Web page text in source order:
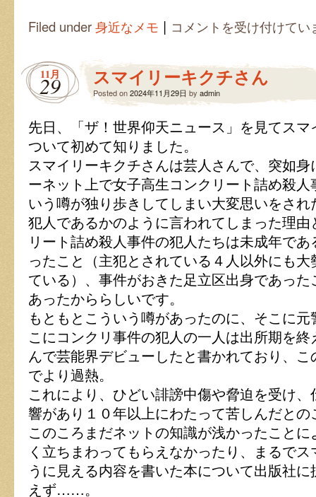
Filed under身近なメモ |
西
部
コメントを受け付けてい
11月
29 スマイリーキクチさん
Posted on2024年11月29日 by admin
先日、「ザ！世界仰天ニュース」を見てス
ついて初めて知りました。
スマイリーキクチさんは芸人さんで、突如
ーネット上で女子高生コンクリート詰め殺
いう噂が独り歩きしてしまい大変思いをさ
犯人であるかのように言われてしまった理
リート詰め殺人事件の犯人たちは未成年で
ったこと（主犯とされている４人以外にも
ている）、事件がおきた足立区出身であっ
あったかららしいです。
もともとこういう噂があったのに、そこに
こにコンクリ事件の犯人の一人は出所期を
んで芸能界デビューしたと書かれており、
でより過熱。
これにより、ひどい誹謗中傷や脅迫を受け
響があり１０年以上にわたって苦しんだとの
このころまだネットの知識が浅かったこと
く立ちまわってもらえなかったり、まるで
うに見える内容を書いた本について出版社
えず……。